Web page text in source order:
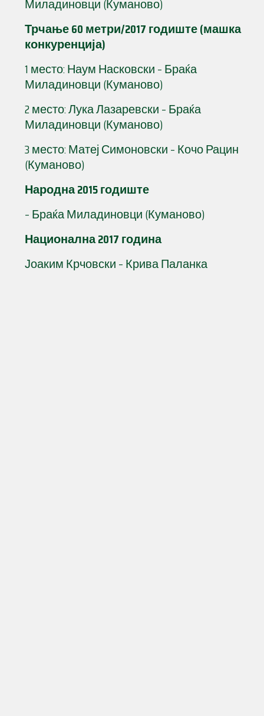
Миладиновци (Куманово)
Трчање 60 метри/2017 годиште (машка
конкуренција)
1 место: Наум Насковски – Браќа
Миладиновци (Куманово)
2 место: Лука Лазаревски – Браќа
Миладиновци (Куманово)
3 место: Матеј Симоновски – Кочо Рацин
(Куманово)
Народна 2015 годиште
– Браќа Миладиновци (Куманово)
Национална 2017 година
Јоаким Крчовски – Крива Паланка